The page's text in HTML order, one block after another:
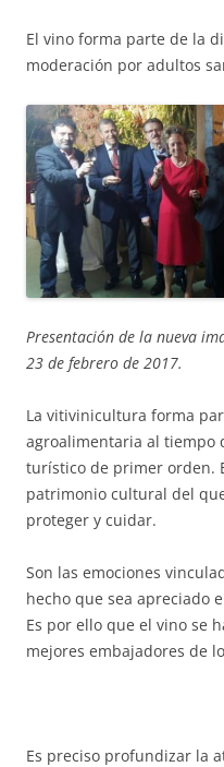
El vino forma parte de la
moderación por adultos
Presentación de la nueva
23 de febrero de 2017.
La vitivinicultura forma
agroalimentaria al tiempo
turístico de primer orden.
patrimonio cultural del
proteger y cuidar.
Son las emociones
hecho que sea apreciado
Es por ello que el vino se
mejores embajadores de
Es preciso profundizar la